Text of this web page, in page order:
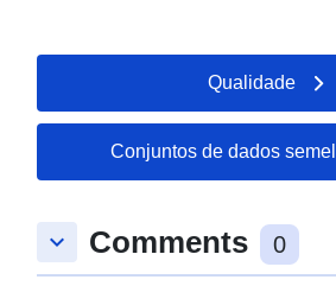
Qualidade
Conjuntos de dados
keyboard_arrow_down Comments 0